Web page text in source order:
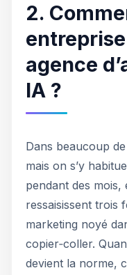
2.
entreprise
agence
IA ?
Dans beaucoup
mais on s’y
pendant des mois,
ressaisissent trois
marketing noyé
copier‑coller.
devient la norme,